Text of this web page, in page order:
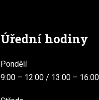
Úřední hodiny
Pondělí
9:00 – 12:00 / 13:00 – 16:00